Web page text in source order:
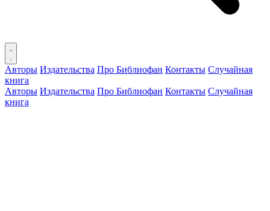
Авторы Издательства Про Библиофан Контакты Случайная
книга
Авторы Издательства Про Библиофан Контакты Случайная
книга